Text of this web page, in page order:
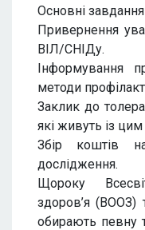
Основні
Привернення
ВІЛ/СНІДу.
Інформування
методи
Заклик до
які живуть із цим
Збір коштів
дослідження.
Щороку
здоров’я (ВООЗ)
обирають певну